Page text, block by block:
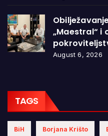
„Maestral“ i
August 6, 2026
TAGS
BiH Borjana Krišto